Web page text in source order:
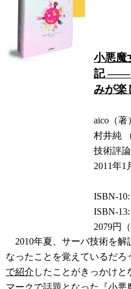
小悪魔
記 ――
みが楽
aico（著
村井純
技術評
2011年1
ISBN-
ISBN-13:
2079円
2010年夏、サーバ技術を解
なったことを覚えているだろ
で紹介 したことがきっかけと
マークで話題となった
『小